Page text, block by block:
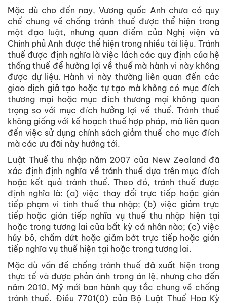
Mặc dù cho đến nay, Vương quốc Anh chưa có quy
chế chung về chống tránh thuế được thể hiện trong
một đạo luật, nhưng quan điểm của Nghị viện và
Chính phủ Anh được thể hiện trong nhiều tài liệu. Tránh
thuế được định nghĩa là việc lách các quy định của hệ
thống thuế để hưởng lợi về thuế mà hành vi này không
được dự liệu. Hành vi này thường liên quan đến các
giao dịch giả tạo hoặc tự tạo mà không có mục đích
thương mại hoặc mục đích thương mại không quan
trọng so với mục đích hưởng lợi về thuế. Tránh thuế
không giống với kế hoạch thuế hợp pháp, mà liên quan
đến việc sử dụng chính sách giảm thuế cho mục đích
mà các ưu đãi này hướng tới.
Luật Thuế thu nhập năm 2007 của New Zealand đã
xác định định nghĩa về tránh thuế dựa trên mục đích
hoặc kết quả tránh thuế. Theo đó, tránh thuế được
định nghĩa là: (a) việc thay đổi trực tiếp hoặc gián
tiếp phạm vi tính thuế thu nhập; (b) việc giảm trực
tiếp hoặc gián tiếp nghĩa vụ thuế thu nhập hiện tại
hoặc trong tương lai của bất kỳ cá nhân nào; (c) việc
hủy bỏ, chấm dứt hoặc giảm bớt trực tiếp hoặc gián
tiếp nghĩa vụ thuế hiện tại hoặc trong tương lai.
Mặc dù vấn đề chống tránh thuế đã xuất hiện trong
thực tế và được phản ánh trong án lệ, nhưng cho đến
năm 2010, Mỹ mới ban hành quy tắc chung về chống
tránh thuế. Điều 7701(0) của Bộ Luật Thuế Hoa Kỳ